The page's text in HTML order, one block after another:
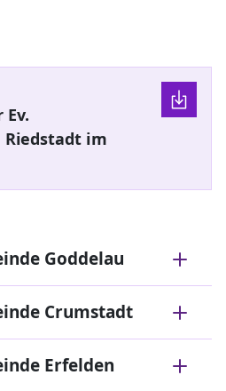
im
Goddelau
Crumstadt
Erfelden